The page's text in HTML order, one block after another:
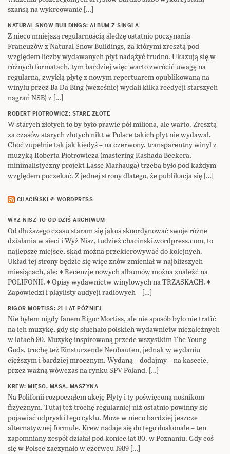
szansą na wykreowanie […]
NATURAL SNOW BUILDINGS: ALBUM Z SINGLA
Z nieco mniejszą regularnością śledzę ostatnio poczynania
Francuzów z Natural Snow Buildings, za którymi zresztą pod
względem liczby wydawanych płyt nadążyć trudno. Ukazują się w
różnych formatach, tym bardziej więc warto zwrócić uwagę na
regularną, zwykłą płytę z nowym repertuarem opublikowaną na
winylu przez Ba Da Bing (wcześniej wydali kilka reedycji starszych
nagrań NSB) z […]
ROBERT PIOTROWICZ: STARE ZŁOTE
W starych złotych to by było prawie pół miliona, ale warto. Zresztą
za czasów starych złotych nikt w Polsce takich płyt nie wydawał.
Choć zupełnie tak jak kiedyś – na czerwony, transparentny winyl z
muzyką Roberta Piotrowicza (mastering Rashada Beckera,
minimalistyczny projekt Lasse Marhauga) trzeba było pod każdym
względem poczekać. Z jednej strony dlatego, że publikacja się […]
CHACIŃSKI @ WORDPRESS
WYŻ NISZ TO OD DZIŚ ARCHIWUM
Od dłuższego czasu staram się jakoś skoordynować swoje różne
działania w sieci i Wyż Nisz, tudzież chacinski.wordpress.com, to
najlepsze miejsce, skąd można przekierowywać do kolejnych.
Układ tej strony będzie się więc znów zmieniał w najbliższych
miesiącach, ale: ♦ Recenzje nowych albumów można znaleźć na
POLIFONII. ♦ Opisy wydawnictw winylowych na TRZASKACH. ♦
Zapowiedzi i playlisty audycji radiowych – […]
RIGOR MORTISS: 21 LAT PÓŹNIEJ
Nie byłem nigdy fanem Rigor Mortiss, ale nie sposób było nie trafić
na ich muzykę, gdy się słuchało polskich wydawnictw niezależnych
w latach 90. Muzykę inspirowaną przede wszystkim The Young
Gods, trochę też Einsturzende Neubauten, jednak w wydaniu
cięższym i bardziej mrocznym. Wydaną – dodajmy – na kasecie,
przez ważną wówczas na rynku SPV Poland. […]
KREW: MIĘSO, MASA, MASZYNA
Na Polifonii rozpocząłem akcję Płyty i ty poświęconą nośnikom
fizycznym. Tutaj też trochę regularniej niż ostatnio powinny się
pojawiać odpryski tego cyklu. Może w nieco bardziej jeszcze
alternatywnej formule. Krew nadaje się do tego doskonale – ten
zapomniany zespół działał pod koniec lat 80. w Poznaniu. Gdy coś
się w Polsce zaczynało w czerwcu 1989 […]